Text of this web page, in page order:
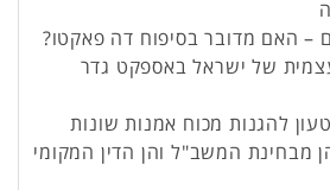
– האם מדובר בסיפוח דה פאקטו?
של ישראל באספקט גדר
להגנות מכוח אמנות שונות
מבחינת המשב"ל והן הדין המקומי